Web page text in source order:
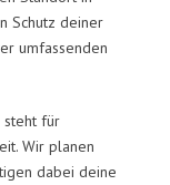
Schutz deiner
umfassenden
steht für
Wir planen
dabei deine